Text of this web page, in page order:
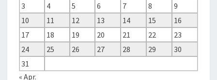
3
4 5 6 7 8
9
10
11 12 13 14 15
16
17
18 19 20 21 22
23
24
25 26 27 28 29
30
31
« Apr.